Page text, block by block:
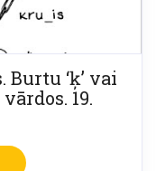
‘ķ’ vai
19.